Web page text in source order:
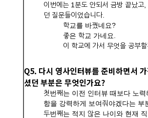
이번에는 1분도 안되서 금방 끝났고
던 질문들이었습니다.
학교를 바꿨네요?
좋은 학교 가네요.
이 학교에 가서 무엇을 공부
Q5. 다시 영사인터뷰를 준비하면서
셨던 부분은 무엇인가요?
첫번째는 이전 인터뷰 때보다 노
항을 강력하게 보여줘야겠다는 부
두번째는 적지 않은 나이와 현재